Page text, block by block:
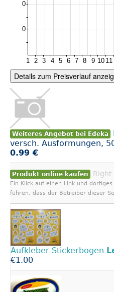
Details zum Preisverlauf
Weiteres Angebot bei Edeka
versch. Ausformungen,
0.99 €
Produkt online kaufen Right
Ein Klick auf einen Link und
führen, dass der Betreiber dieser
Aufkleber Stickerbogen
€1.00